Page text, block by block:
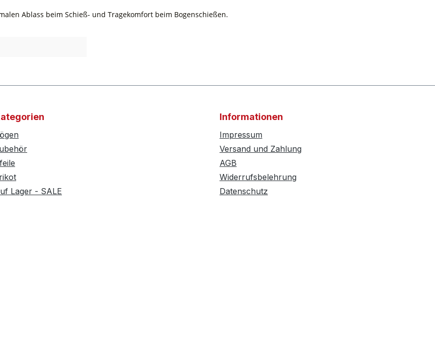
Ablass beim Schieß- und Tragekomfort beim Bogenschießen.
Lager - SALE
Informationen
Impressum
Versand und Zahlung
AGB
Widerrufsbelehrung
Datenschutz